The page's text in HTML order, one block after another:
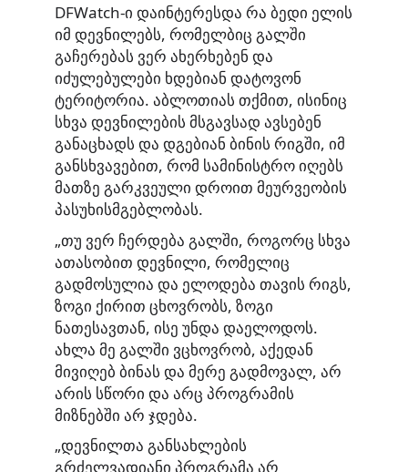
DFWatch-ი დაინტერესდა რა ბედი ელის
იმ დევნილებს, რომელბიც გალში
გაჩერებას ვერ ახერხებენ და
იძულებულები ხდებიან დატოვონ
ტერიტორია. აბლოთიას თქმით, ისინიც
სხვა დევნილების მსგავსად ავსებენ
განაცხადს და დგებიან ბინის რიგში, იმ
განსხვავებით, რომ სამინისტრო იღებს
მათზე გარკვეული დროით მეურვეობის
პასუხისმგებლობას.
„თუ ვერ ჩერდება გალში, როგორც სხვა
ათასობით დევნილი, რომელიც
გადმოსულია და ელოდება თავის რიგს,
ზოგი ქირით ცხოვრობს, ზოგი
ნათესავთან, ისე უნდა დაელოდოს.
ახლა მე გალში ვცხოვრობ, აქედან
მივიღებ ბინას და მერე გადმოვალ, არ
არის სწორი და არც პროგრამის
მიზნებში არ ჯდება.
„დევნილთა განსახლების
გრძელვადიანი პროგრამა არ